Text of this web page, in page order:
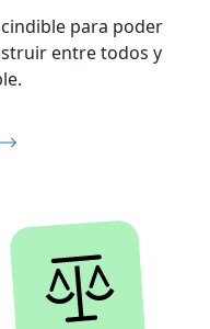
para poder
entre todos y